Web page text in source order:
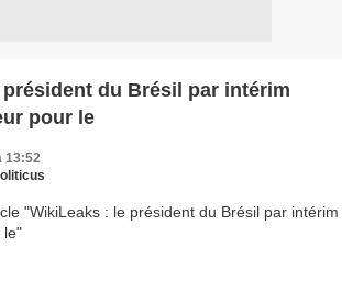
du Brésil par intérim
pour le
13:52